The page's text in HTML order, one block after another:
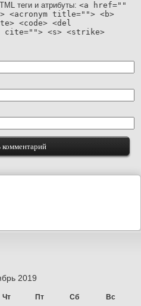
теги и атрибуты: <a href=""
title=""> <b>
<code> <del
cite=""> <s> <strike>
2019
Чт Пт Сб Вс